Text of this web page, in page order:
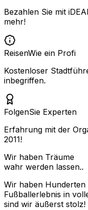
Bezahlen Sie mit
mehr!
ReisenWie ein Profi
Kostenloser
inbegriffen.
FolgenSie Experten
Erfahrung mit der
2011!
Wir haben Träume
wahr werden lassen..
Wir haben
Fußballerlebnis in
sind wir äußerst stolz!